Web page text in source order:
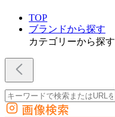
TOP
ブランドから探す
カテゴリーから探す
外部サイトの商品をカートに追加
画像検索